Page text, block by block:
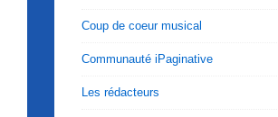
Coup de coeur musical
Communauté iPaginative
Les rédacteurs